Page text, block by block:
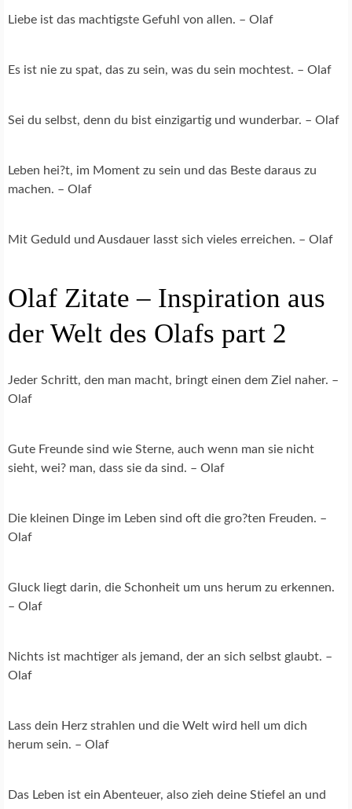
Liebe ist das machtigste Gefuhl von allen. – Olaf
Es ist nie zu spat, das zu sein, was du sein mochtest. – Olaf
Sei du selbst, denn du bist einzigartig und wunderbar. – Olaf
Leben hei?t, im Moment zu sein und das Beste daraus zu
machen. – Olaf
Mit Geduld und Ausdauer lasst sich vieles erreichen. – Olaf
Olaf Zitate – Inspiration aus
der Welt des Olafs part 2
Jeder Schritt, den man macht, bringt einen dem Ziel naher. –
Olaf
Gute Freunde sind wie Sterne, auch wenn man sie nicht
sieht, wei? man, dass sie da sind. – Olaf
Die kleinen Dinge im Leben sind oft die gro?ten Freuden. –
Olaf
Gluck liegt darin, die Schonheit um uns herum zu erkennen.
– Olaf
Nichts ist machtiger als jemand, der an sich selbst glaubt. –
Olaf
Lass dein Herz strahlen und die Welt wird hell um dich
herum sein. – Olaf
Das Leben ist ein Abenteuer, also zieh deine Stiefel an und